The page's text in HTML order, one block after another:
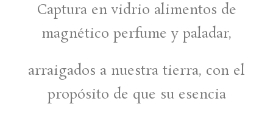
Captura en vidrio alimentos de
magnético perfume y paladar,
arraigados a nuestra tierra, con el
propósito de que su esencia